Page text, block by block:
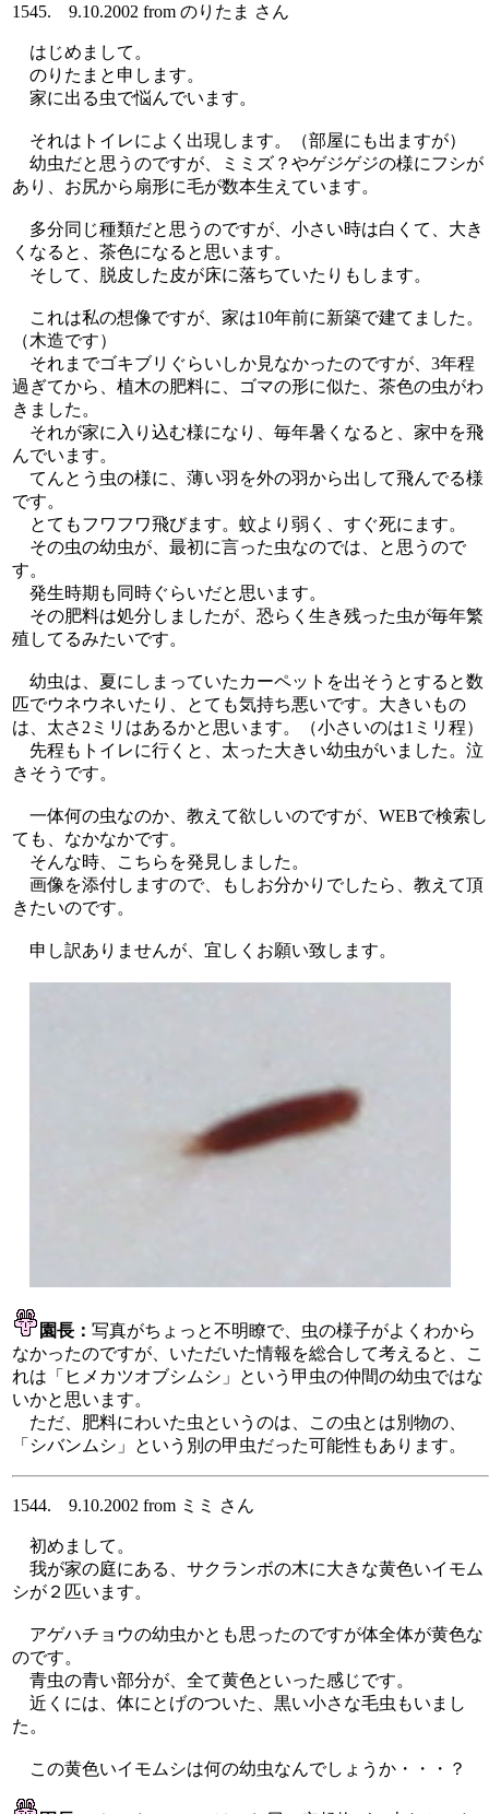
1545. 9.10.2002 from のりたま さん
はじめまして。
のりたまと申します。
家に出る虫で悩んでいます。
それはトイレによく出現します。（部屋にも出ますが）
幼虫だと思うのですが、ミミズ？やゲジゲジの様にフシが
あり、お尻から扇形に毛が数本生えています。
多分同じ種類だと思うのですが、小さい時は白くて、大き
くなると、茶色になると思います。
そして、脱皮した皮が床に落ちていたりもします。
これは私の想像ですが、家は10年前に新築で建てました。
（木造です）
それまでゴキブリぐらいしか見なかったのですが、3年程
過ぎてから、植木の肥料に、ゴマの形に似た、茶色の虫がわ
きました。
それが家に入り込む様になり、毎年暑くなると、家中を飛
んでいます。
てんとう虫の様に、薄い羽を外の羽から出して飛んでる様
です。
とてもフワフワ飛びます。蚊より弱く、すぐ死にます。
その虫の幼虫が、最初に言った虫なのでは、と思うので
す。
発生時期も同時ぐらいだと思います。
その肥料は処分しましたが、恐らく生き残った虫が毎年繁
殖してるみたいです。
幼虫は、夏にしまっていたカーペットを出そうとすると数
匹でウネウネいたり、とても気持ち悪いです。大きいもの
は、太さ2ミリはあるかと思います。（小さいのは1ミリ程）
先程もトイレに行くと、太った大きい幼虫がいました。泣
きそうです。
一体何の虫なのか、教えて欲しいのですが、WEBで検索し
ても、なかなかです。
そんな時、こちらを発見しました。
画像を添付しますので、もしお分かりでしたら、教えて頂
きたいのです。
申し訳ありませんが、宜しくお願い致します。
園長： 写真がちょっと不明瞭で、虫の様子がよくわから
なかったのですが、いただいた情報を総合して考えると、こ
れは「ヒメカツオブシムシ」という甲虫の仲間の幼虫ではな
いかと思います。
ただ、肥料にわいた虫というのは、この虫とは別物の、
「シバンムシ」という別の甲虫だった可能性もあります。
1544. 9.10.2002 from ミミ さん
初めまして。
我が家の庭にある、サクランボの木に大きな黄色いイモム
シが２匹います。
アゲハチョウの幼虫かとも思ったのですが体全体が黄色な
のです。
青虫の青い部分が、全て黄色といった感じです。
近くには、体にとげのついた、黒い小さな毛虫もいまし
た。
この黄色いイモムシは何の幼虫なんでしょうか・・・？